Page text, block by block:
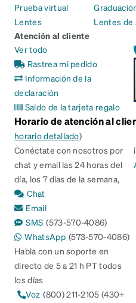
Prueba virtual
Lentes
Lentes de
Atención al cliente
Ver todo
Rastrea mi pedido
Información de la
declaración
Saldo de la tarjeta regalo
Horario de atención al
horario detallado)
Conéctate con nosotros por
chat y email las 24 horas del
día, los 7 días de la semana,
Chat
Email
SMS (573-570-4086)
WhatsApp (573-570-4086)
Habla con un soporte en
directo de 5 a 21 h PT todos
los días
Voz (800) 211-2105 (430+